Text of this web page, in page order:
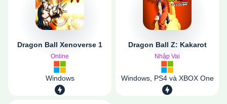
Dragon Ball Xenoverse 1
Online
Windows
Dragon Ball Z: Kakarot
Nhập Vai
Windows, PS4 và XBOX One